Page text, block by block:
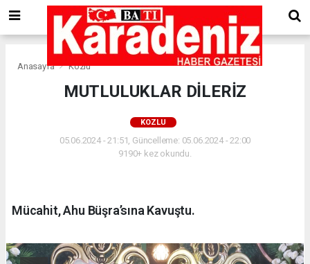
Anasayfa Kozlu
MUTLULUKLAR DİLERİZ
KOZLU
05.06.2024 - 21:51, Güncelleme: 05.06.2024 - 22:00
9190+ kez okundu.
Mücahit, Ahu Büşra’sına Kavuştu.